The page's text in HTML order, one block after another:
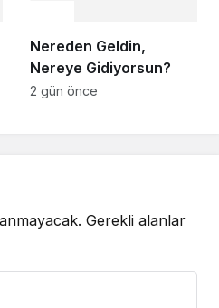
Nereden Geldin,
Nereye Gidiyorsun?
2 gün önce
Gerekli alanlar